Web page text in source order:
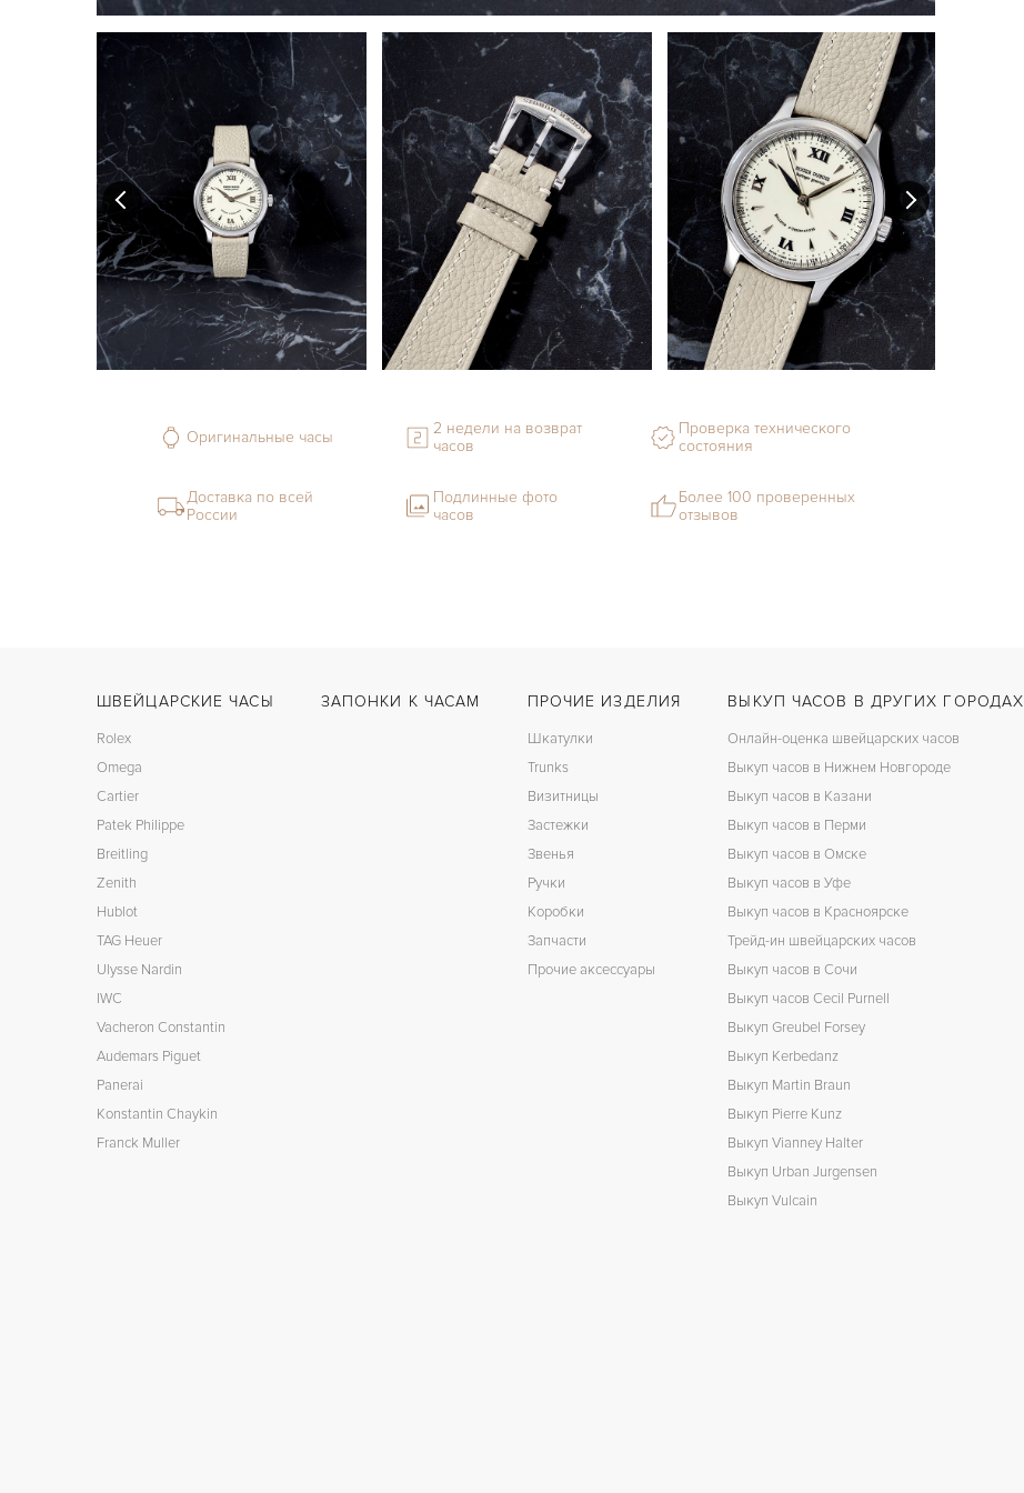
Оригинальные часы
2 недели на возврат
часов
Проверка технического
состояния
Доставка по всей
России
Подлинные фото
часов
Более 100 проверенных
отзывов
ШВЕЙЦАРСКИЕ ЧАСЫ
Rolex
Omega
Cartier
Patek Philippe
Breitling
Zenith
Hublot
TAG Heuer
Ulysse Nardin
IWC
Vacheron Constantin
Audemars Piguet
Panerai
Konstantin Chaykin
Franck Muller
ЗАПОНКИ К ЧАСАМ ПРОЧИЕ ИЗДЕЛИЯ
Шкатулки
Trunks
Визитницы
Застежки
Звенья
Ручки
Коробки
Запчасти
Прочие аксессуары
ВЫКУП ЧАСОВ В ДРУГИХ ГОРОДАХ
Онлайн-оценка швейцарских часов
Выкуп часов в Нижнем Новгороде
Выкуп часов в Казани
Выкуп часов в Перми
Выкуп часов в Омске
Выкуп часов в Уфе
Выкуп часов в Красноярске
Трейд-ин швейцарских часов
Выкуп часов в Сочи
Выкуп часов Cecil Purnell
Выкуп Greubel Forsey
Выкуп Kerbedanz
Выкуп Martin Braun
Выкуп Pierre Kunz
Выкуп Vianney Halter
Выкуп Urban Jurgensen
Выкуп Vulcain